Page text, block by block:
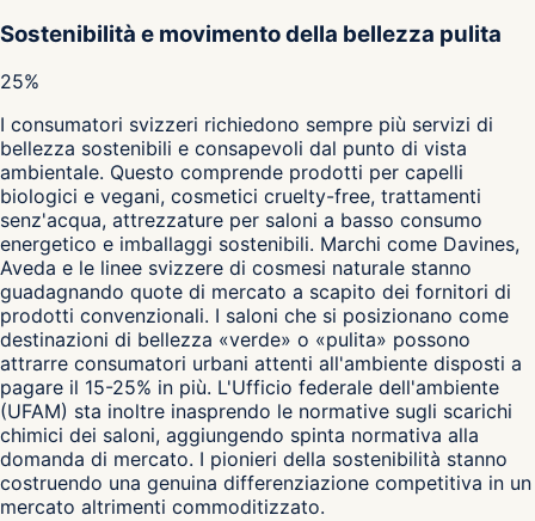
Sostenibilità e movimento della bellezza pulita
25%
I consumatori svizzeri richiedono sempre più servizi di
bellezza sostenibili e consapevoli dal punto di vista
ambientale. Questo comprende prodotti per capelli
biologici e vegani, cosmetici cruelty-free, trattamenti
senz'acqua, attrezzature per saloni a basso consumo
energetico e imballaggi sostenibili. Marchi come Davines,
Aveda e le linee svizzere di cosmesi naturale stanno
guadagnando quote di mercato a scapito dei fornitori di
prodotti convenzionali. I saloni che si posizionano come
destinazioni di bellezza «verde» o «pulita» possono
attrarre consumatori urbani attenti all'ambiente disposti a
pagare il 15-25% in più. L'Ufficio federale dell'ambiente
(UFAM) sta inoltre inasprendo le normative sugli scarichi
chimici dei saloni, aggiungendo spinta normativa alla
domanda di mercato. I pionieri della sostenibilità stanno
costruendo una genuina differenziazione competitiva in un
mercato altrimenti commoditizzato.